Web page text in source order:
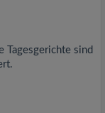
Tagesgerichte sind